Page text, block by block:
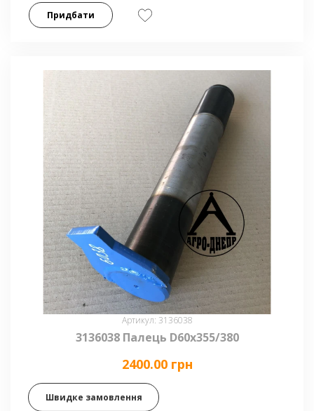
Придбати
Артикул: 3136038
3136038 Палець D60x355/380
2400.00 грн
Швидке замовлення